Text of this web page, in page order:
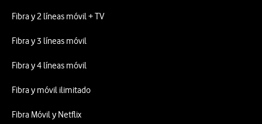
Fibra y 2 líneas móvil + TV
Fibra y 3 líneas móvil
Fibra y 4 líneas móvil
Fibra y móvil ilimitado
Fibra Móvil y Netflix